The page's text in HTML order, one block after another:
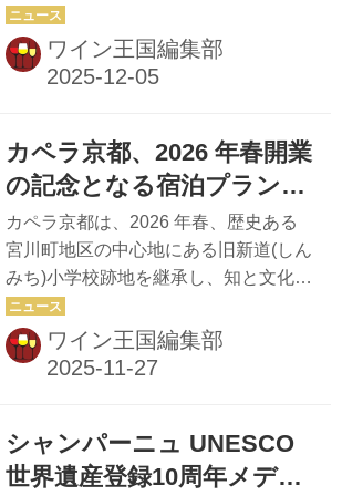
を持ち、風土を表現した高品質なワイ
ンを生み出す「サントリー登美の丘ワ
イナリー」、北海道...
パーニュ」 150号記念！豪
華読者プレゼントも！
応えです。ボルドーの“今”と“これか
ら”、そして未来へと歩むシャンパーニ
ュの動き——世界の主要産地がどんな
把握することで、日々のワイン選びに
自信が生まれ、レストランでも自宅で
強い意味を持ち始めます。さらに本号
では、日本の魅力にもフォーカスしま
す。「北陸 酒ツーリズム」では、地域
ならではの食文化とワイン・日本酒の
関係性を知ることで、“土地を味わ
う”視点が自然と身につきます。冬の富
ワイン王国編集部
カペラ京都、2026 年春開業
の記念となる宿泊プランの
予約開始
カペラ京都は、2026 年春、歴史ある
宮川町地区の中心地にある旧新道(しん
みち)小学校跡地を継承し、知と文化の
探訪の場として開業する。オープンに
先立ち、2026年3月23日以降の宿泊予
約受付を開始した。滞在の中心となる
通して、この町の伝統、精神、美意識
に深く触れ、滞在そのものが人生を彩
ワイン王国編集部
シャンパーニュ UNESCO
世界遺産登録10周年メディ